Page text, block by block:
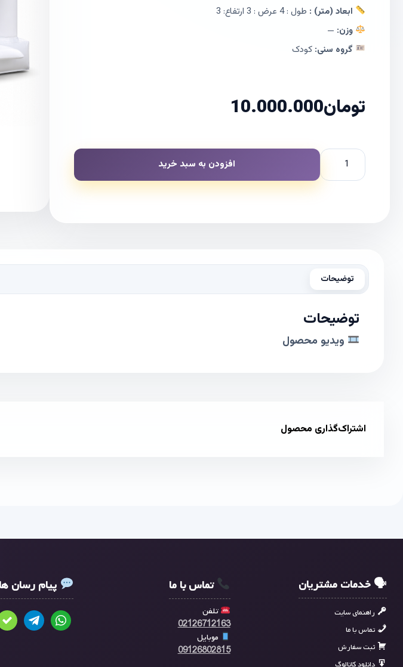
ابعاد (متر) : طول : 4 عرض : 3 ارتفاع: 3
وزن: —
گروه سنی: کودک
تومان10.000.000
افزودن به سبد خرید
توضیحات
توضیحات
ویدیو محصول
اشتراک‌گذاری محصول
🗣 خدمات مشتریان
راهنمای سایت
تماس با ما
ثبت سفارش
تماس با ما
تلفن
02126712163
موبایل
09126802815
پیام رسان ها